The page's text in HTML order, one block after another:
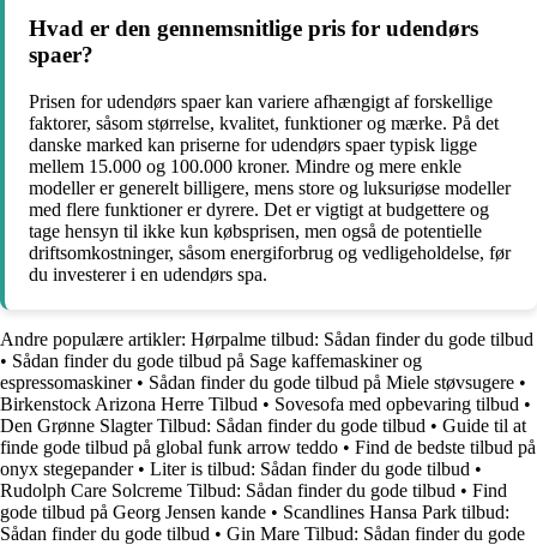
Hvad er den gennemsnitlige pris for udendørs
spaer?
Prisen for udendørs spaer kan variere afhængigt af forskellige
faktorer, såsom størrelse, kvalitet, funktioner og mærke. På det
danske marked kan priserne for udendørs spaer typisk ligge
mellem 15.000 og 100.000 kroner. Mindre og mere enkle
modeller er generelt billigere, mens store og luksuriøse modeller
med flere funktioner er dyrere. Det er vigtigt at budgettere og
tage hensyn til ikke kun købsprisen, men også de potentielle
driftsomkostninger, såsom energiforbrug og vedligeholdelse, før
du investerer i en udendørs spa.
Andre populære artikler: Hørpalme tilbud: Sådan finder du gode tilbud
• Sådan finder du gode tilbud på Sage kaffemaskiner og
espressomaskiner• Sådan finder du gode tilbud på Miele støvsugere •
Birkenstock Arizona Herre Tilbud • Sovesofa med opbevaring tilbud •
Den Grønne Slagter Tilbud: Sådan finder du gode tilbud • Guide til at
finde gode tilbud på global funk arrow teddo • Find de bedste tilbud på
onyx stegepander• Liter is tilbud: Sådan finder du gode tilbud •
Rudolph Care Solcreme Tilbud: Sådan finder du gode tilbud • Find
gode tilbud på Georg Jensen kande • Scandlines Hansa Park tilbud:
Sådan finder du gode tilbud • Gin Mare Tilbud: Sådan finder du gode